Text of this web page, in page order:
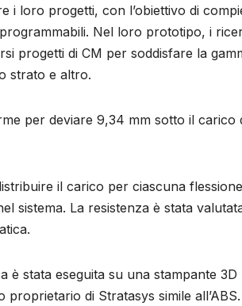
i loro progetti, con l’obiettivo di
Nel loro prototipo, i
progetti di CM per soddisfare la
strato e altro.
per deviare 9,34 mm sotto il carico
il carico per ciascuna
sistema. La resistenza è stata
è stata eseguita su una stampante
di Stratasys simile